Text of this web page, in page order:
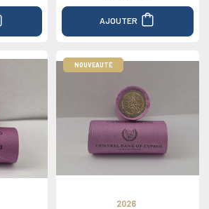
AJOUTER
NOUVEAUTÉ
2026